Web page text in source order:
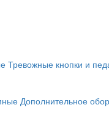
Тревожные кнопки и
Дополнительное